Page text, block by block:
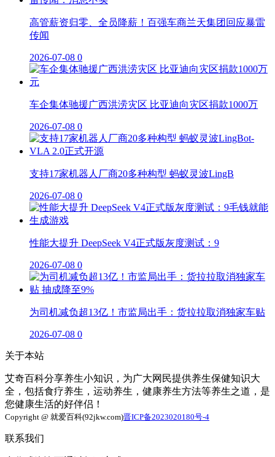
高管薪资归零、全员降薪！百强车商兰天集团回应暴雷
传闻
2026-07-08 0
车企集体驰援广西洪涝灾区 比亚迪向灾区捐款1000万
2026-07-08 0
支持17家机器人厂商20多种构型 蚂蚁灵波LingB
2026-07-08 0
性能大提升 DeepSeek V4正式版灰度测试：9
2026-07-08 0
为司机减负超13亿！市监局出手：货拉拉取消独家车贴
2026-07-08 0
关于本站
艾奇百科分享养生小知识，为广大网民提供养生保健知识大
全，包括食疗养生，运动养生，健康养生方法等养生之道，是
您健康生活的好伴侣！
Copyright @ 就爱百科(92jkw.com)晋ICP备2023020180号-4
联系我们